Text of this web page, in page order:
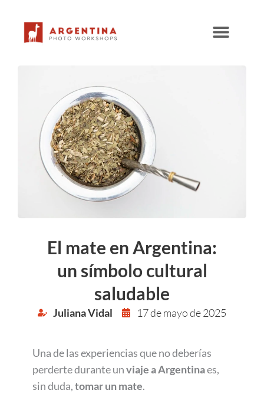
contenido
El mate en Argentina:
un símbolo cultural
saludable
Juliana Vidal 17 de mayo de 2025
Una de las experiencias que no deberías
perderte durante unviaje a Argentinaes,
sin duda,tomar unmate.